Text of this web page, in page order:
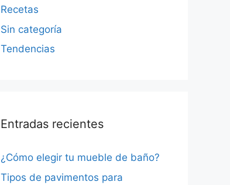
Recetas
Sin categoría
Tendencias
Entradas recientes
¿Cómo elegir tu mueble de baño?
Tipos de pavimentos para